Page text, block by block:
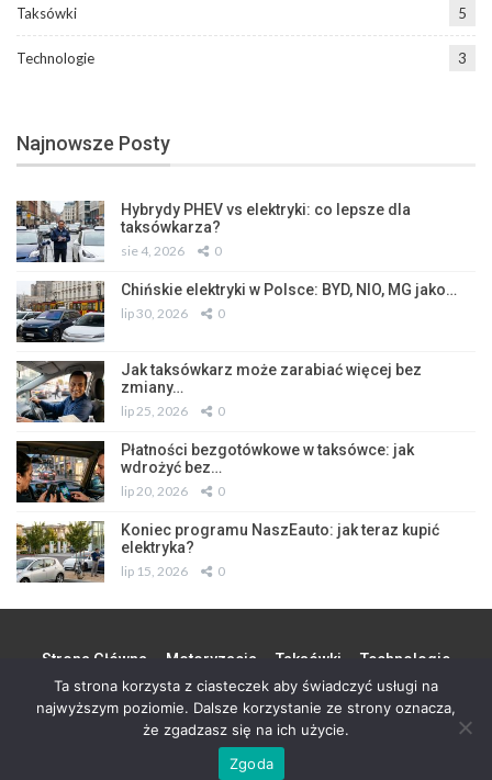
Taksówki 5
Technologie 3
Najnowsze Posty
Hybrydy PHEV vs elektryki: co lepsze dla
taksówkarza?
sie 4, 2026 0
Chińskie elektryki w Polsce: BYD, NIO, MG jako…
lip 30, 2026 0
Jak taksówkarz może zarabiać więcej bez
zmiany…
lip 25, 2026 0
Płatności bezgotówkowe w taksówce: jak
wdrożyć bez…
lip 20, 2026 0
Koniec programu NaszEauto: jak teraz kupić
elektryka?
lip 15, 2026 0
Strona Główna Motoryzacja Taksówki
Technologie
Miasto
Biznes Partner Kontakt
© 2026 - Wszystkie prawa zastrzeżone. Design by
Ta strona korzysta z ciasteczek aby świadczyć usługi na
najwyższym poziomie. Dalsze korzystanie ze strony oznacza,
że zgadzasz się na ich użycie.
Zgoda